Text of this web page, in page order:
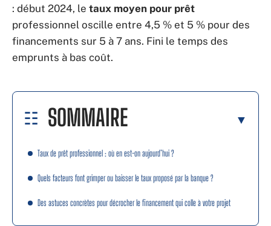
: début 2024, le taux moyen pour prêt
professionnel oscille entre 4,5 % et 5 % pour des
financements sur 5 à 7 ans. Fini le temps des
emprunts à bas coût.
SOMMAIRE
Taux de prêt professionnel : où en est-on aujourd’hui ?
Quels facteurs font grimper ou baisser le taux proposé par la banque ?
Des astuces concrètes pour décrocher le financement qui colle à votre projet